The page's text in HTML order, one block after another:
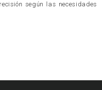
según las necesidades